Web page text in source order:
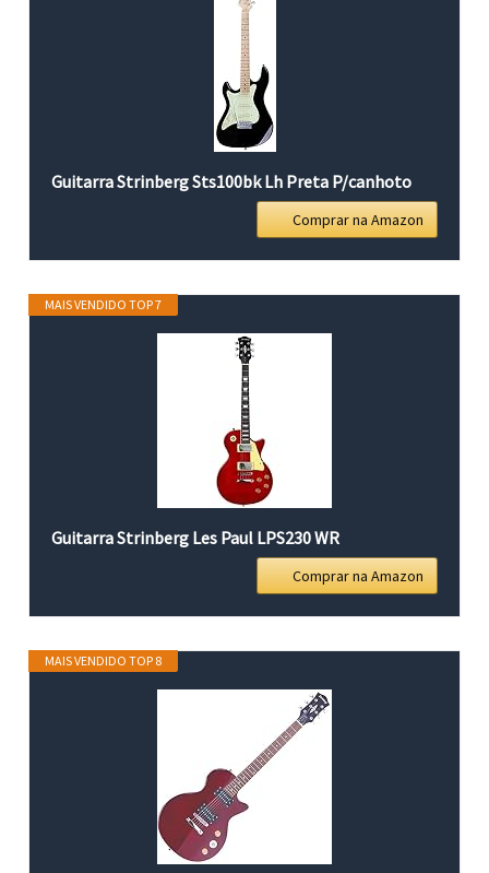
Guitarra Strinberg Sts100bk Lh Preta P/canhoto
Comprar na Amazon
MAIS VENDIDO TOP 7
Guitarra Strinberg Les Paul LPS230 WR
Comprar na Amazon
MAIS VENDIDO TOP 8